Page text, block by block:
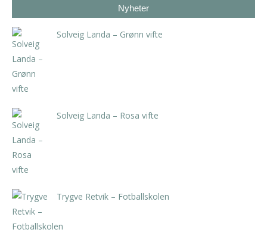
Nyheter
Solveig Landa – Grønn vifte
Solveig Landa – Rosa vifte
Trygve Retvik – Fotballskolen